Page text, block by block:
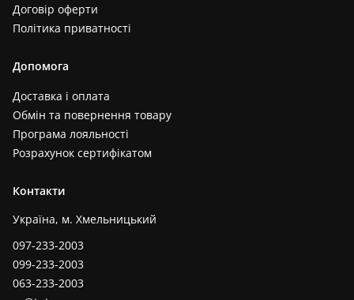
Договір оферти
Політика приватності
Допомога
Доставка і оплата
Обмін та повернення товару
Програма лояльності
Розрахунок сертифікатом
Контакти
Україна, м. Хмельницький
097-233-2003
099-233-2003
063-233-2003